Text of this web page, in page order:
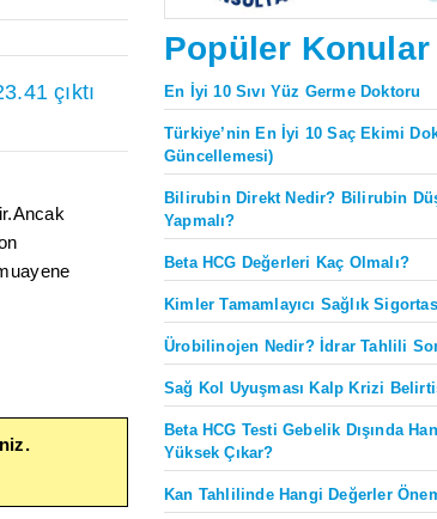
çıktı
Popüler Konular
En İyi 10 Sıvı Yüz Germe Doktoru
Türkiye’nin En İyi 10 Saç Ekimi
Güncellemesi)
Bilirubin Direkt Nedir? Bilirubin
Yapmalı?
Beta HCG Değerleri Kaç Olmalı?
Kimler Tamamlayıcı Sağlık
Ürobilinojen Nedir? İdrar Tahlili
Sağ Kol Uyuşması Kalp Krizi
Beta HCG Testi Gebelik Dışında
Yüksek Çıkar?
Kan Tahlilinde Hangi Değerler